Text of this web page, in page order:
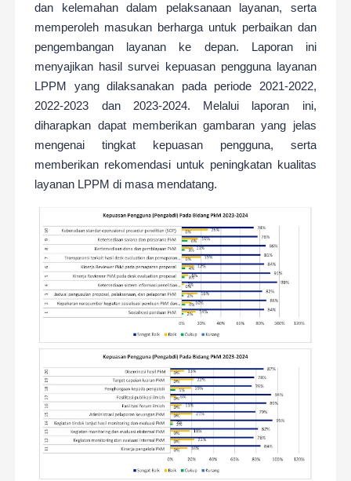
dan kelemahan dalam pelaksanaan layanan, serta
memperoleh masukan berharga untuk perbaikan dan
pengembangan layanan ke depan. Laporan ini
menyajikan hasil survei kepuasan pengguna layanan
LPPM yang dilaksanakan pada periode 2021-2022,
2022-2023 dan 2023-2024. Melalui laporan ini,
diharapkan dapat memberikan gambaran yang jelas
mengenai tingkat kepuasan pengguna, serta
memberikan rekomendasi untuk peningkatan kualitas
layanan LPPM di masa mendatang.